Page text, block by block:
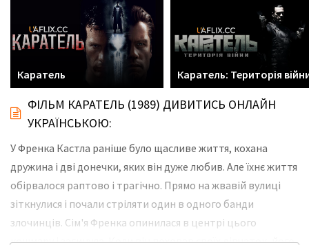
Каратель Каратель: Територія
ФІЛЬМ КАРАТЕЛЬ (1989) ДИВИТИСЬ ОНЛАЙН
УКРАЇНСЬКОЮ:
У Френка Кастла раніше було щасливе життя, кохана
дружина і дві донечки, яких він дуже любив. Але їхнє життя
обірвалося раптово і трагічно. Прямо на жвавій вулиці
зіткнулися і почали стріляти один в одного банди
злочинців. Сім'я Френка опинилася в центрі цього
кошмару і загинула. Коли він поховав своїх дівчаток, його